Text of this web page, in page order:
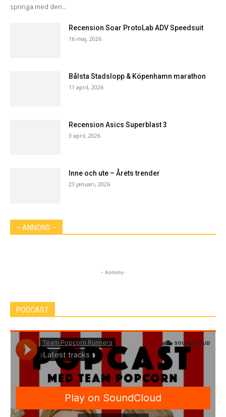
springa med den...
Recension Soar ProtoLab ADV Speedsuit
16 maj, 2026
Bålsta Stadslopp & Köpenhamn marathon
11 april, 2026
Recension Asics Superblast 3
3 april, 2026
Inne och ute – Årets trender
23 januari, 2026
– ANNONS –
- Annons-
PODCAST